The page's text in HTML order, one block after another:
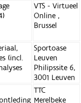
VTS - Virtueel
Online ,
Brussel
(incl.
Sportoase
Leuven
Philipssite 6,
3001 Leuven
TTC
Merelbeke